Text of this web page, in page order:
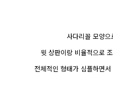
사다리꼴 모양
윗 상판이랑 비율적으로
전체적인 형태가 심플하면